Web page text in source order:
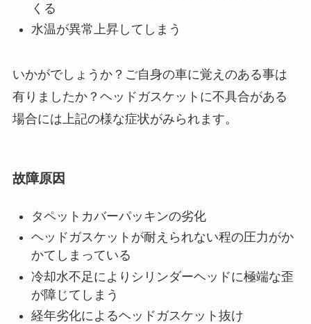
くる
水温が異常上昇してしまう
いかがでしょうか？ご自身の車に覚えのある事は
有りましたか？ヘッドガスケットに不具合がある
場合には上記の様な症状がみられます。
故障原因
タペットカバーパッキンの劣化
ヘッドガスケットが耐えられない程の圧力がか
かてしまっている
冷却水不足によりシリンダーヘッドに極端な歪
が障じてしまう
経年劣化によるヘッドガスケット抜け